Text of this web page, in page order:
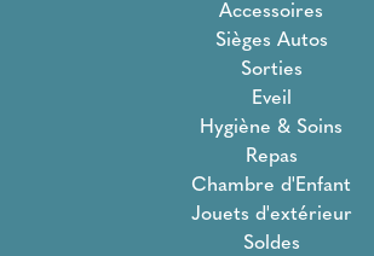
Accessoires
Sièges Autos
Sorties
Eveil
Hygiène & Soins
Repas
Chambre d'Enfant
Jouets d'extérieur
Soldes